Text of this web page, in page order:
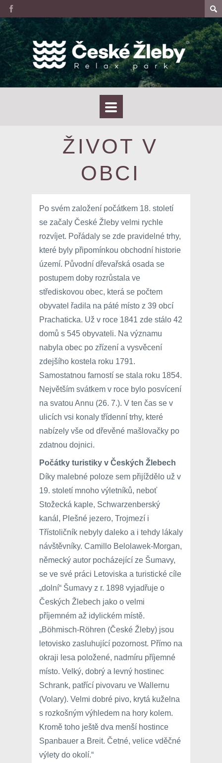
ŽIVOT V
OBCI
Po svém založení počátkem 18. století
se začaly České Žleby velmi rychle
rozvíjet. Pořádaly se zde pravidelné trhy,
které byly připomínkou obchodní historie
území. Původní dřevařská osada se
postupem doby rozrůstala ve
střediskovou obec, která se počtem
obyvatel řadila na páté místo z 39 obcí
Prachaticka. Už v roce 1841 zde stálo 42
domů s 545 obyvateli. Na významu
nabyla obec po zřízení a vysvěcení
zdejšího kostela roku 1791.
Samostatnou farností se stala roku 1854.
Největším svátkem v roce bylo posvícení
na svatou Annu (26. 7.). V ten čas se v
ulicích vsi konaly třídenní trhy, které
nabízely vše od dřevěné mašlovačky po
zdatnou dojnici.
Počátky turistiky v Českých Žlebech
Díky malebné poloze sem přijíždělo už v
19. století mnoho výletníků, neboť
Stožecká kaple, Schwarzenberský
kanál, Plešné jezero, Trojmezí i
Třístoličník nebyly daleko a i tehdy lákaly
návštěvníky. Camillo Belolawek-Morgan,
německý autor pocházející ze Šumavy,
se ve své práci Letoviska a turistické cíle
„dolní“ Šumavy z r. 1898 vyjadřuje o
Českých Žlebech jako o velmi
příjemném až idylickém místě.
„Böhmisch-Röhren (České Žleby) jsou
letovisko zasluhující pozornost. Přímo na
okraji lesa položené, nadmíru příjemné
místo. Velký, dobrý a levný hostinec
Schrank, patřící pivovaru ve Wallernu
(Volary). Velmi dobré pivo, krytá kuželna
s rozkošným výhledem na hory kolem.
Kromě toho ještě dva menší hostince
Spanbauer a Breit. Četné, velice vděčné
výlety do okolí.“